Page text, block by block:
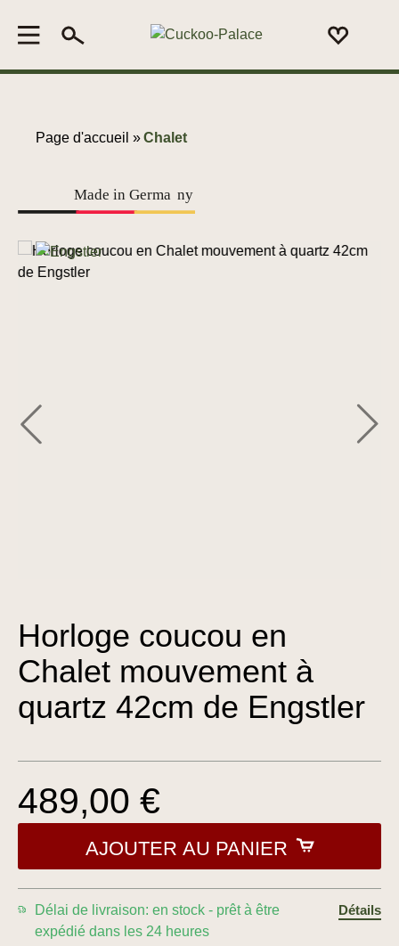
Page d'accueil »Chalet
Made in Germa ny
Horloge coucou en
Chalet mouvement à
quartz 42cm de Engstler
489,00 €
AJOUTER AU PANIER
Délai de livraison: en stock - prêt à être
expédié dans les 24 heures
Détails